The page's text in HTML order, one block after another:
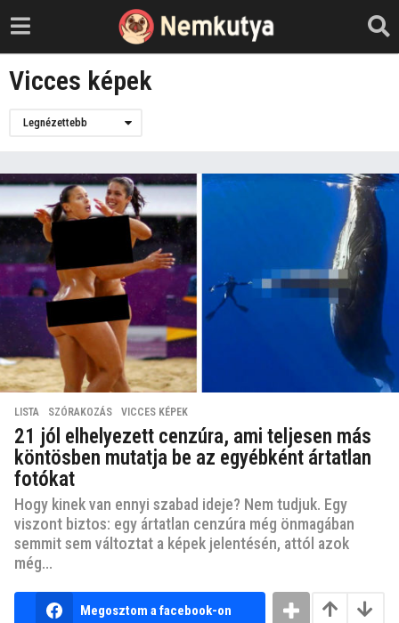
Vicces képek
Legnézettebb
LISTA ,SZÓRAKOZÁS ,VICCES KÉPEK
21 jól elhelyezett cenzúra, ami teljesen más
köntösben mutatja be az egyébként ártatlan
fotókat
Hogy kinek van ennyi szabad ideje? Nem tudjuk. Egy
viszont biztos: egy ártatlan cenzúra még önmagában
semmit sem változtat a képek jelentésén, attól azok
még...
Megosztom a facebook-on